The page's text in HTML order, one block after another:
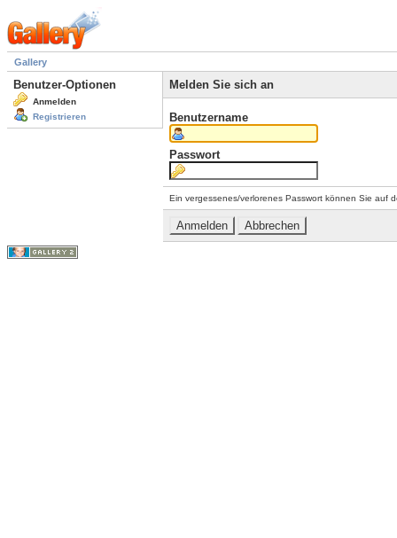
Gallery
Benutzer-Optionen
Anmelden
Registrieren
Melden Sie sich an
Benutzername
Passwort
Ein vergessenes/verlorenes Passwort können Sie auf